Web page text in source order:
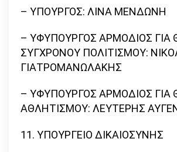
– ΥΠΟΥΡΓΟΣ: ΛΙΝΑ ΜΕΝΔΩΝΗ
– ΥΦΥΠΟΥΡΓΟΣ ΑΡΜΟΔΙΟΣ ΓΙΑ
ΣΥΓΧΡΟΝΟΥ ΠΟΛΙΤΙΣΜΟΥ:
ΓΙΑΤΡΟΜΑΝΩΛΑΚΗΣ
– ΥΦΥΠΟΥΡΓΟΣ ΑΡΜΟΔΙΟΣ ΓΙΑ
ΑΘΛΗΤΙΣΜΟΥ: ΛΕΥΤΕΡΗΣ
11. ΥΠΟΥΡΓΕΙΟ ΔΙΚΑΙΟΣΥΝΗΣ